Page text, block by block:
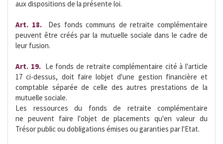
aux dispositions de la présente loi.
Art. 18. Des fonds communs de retraite complémentaire
peuvent être créés par la mutuelle sociale dans le cadre de
leur fusion.
Art. 19. Le fonds de retraite complémentaire cité à l'article
17 ci-dessus, doit faire lobjet d'une gestion financière et
comptable séparée de celle des autres prestations de la
mutuelle sociale.
Les ressources du fonds de retraite complémentaire
ne peuvent faire l'objet de placements qu'en valeur du
Trésor public ou dobligations émises ou garanties par l'Etat.